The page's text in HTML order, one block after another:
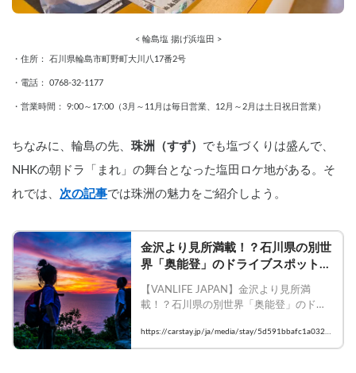
< 輪島塩 揚げ浜塩田 >
・住所： 石川県輪島市町野町大川八17番2号
・電話： 0768‐32‐1177
・営業時間： 9:00～17:00（3月～11月は毎日営業、12月～2月は土日祝日営業）
ちなみに、輪島の先、 珠洲（すず） でも塩づくりは盛んで、
NHKの朝ドラ「まれ」の舞台となった塩田ロケ地がある。そ
れでは、 次の記事では珠洲の魅力をご紹介しよう。
金沢より見所満載！？石川県の別世
界「奥能登」のドライブスポット
（珠洲編①）
【VANLIFE JAPAN】金沢より見所満
載！？石川県の別世界「奥能登」のドラ
    #Carstay #VANLIFEJAPAN #車中泊
https://carstay.jp/ja/media/stay/5d591bbafc1a0327
428c52ae